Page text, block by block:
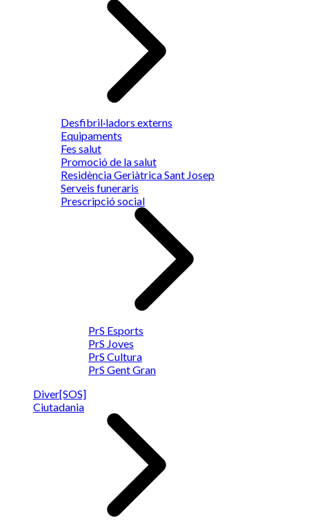
Desfibril·ladors externs
Equipaments
Fes salut
Promoció de la salut
Residència Geriàtrica Sant Josep
Serveis funeraris
Prescripció social
PrS Esports
PrS Joves
PrS Cultura
PrS Gent Gran
Diver[SOS]
Ciutadania